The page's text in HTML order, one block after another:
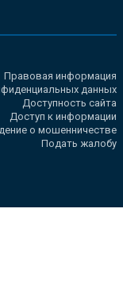
Правовая информация
данных
Доступность сайта
Доступ к информации
о мошенничестве
Подать жалобу